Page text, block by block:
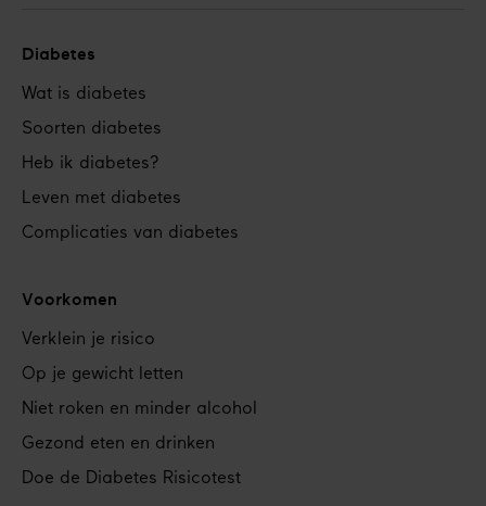
Footer
navigation
Diabetes
Wat is diabetes
Soorten diabetes
Heb ik diabetes?
Leven met diabetes
Complicaties van diabetes
Voorkomen
Verklein je risico
Op je gewicht letten
Niet roken en minder alcohol
Gezond eten en drinken
Doe de Diabetes Risicotest